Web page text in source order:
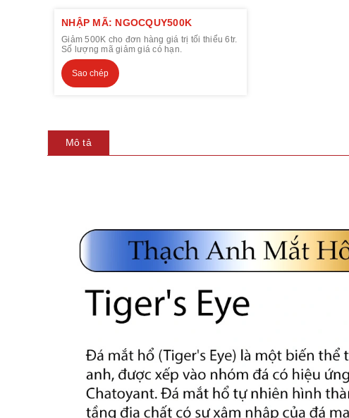
NHẬP MÃ: NGOCQUY500K
Giảm 500K cho đơn hàng giá trị tối thiểu 6tr.
Số lượng mã giảm giá có hạn.
Sao chép
Mô tả